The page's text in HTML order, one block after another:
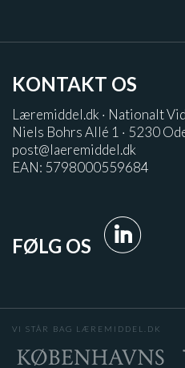
KONTAKT OS
Læremiddel.dk · Nationalt
Niels Bohrs Allé 1 · 5230
post@laeremiddel.dk
EAN: 5798000559684
FØLG OS
VI STÅR BAG LÆREMIDDEL.DK